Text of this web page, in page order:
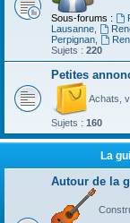
Sous-forums :
Lausanne
Perpignan
Sujets : 220
Petites
Achats,
Sujets : 160
La
Autour de la